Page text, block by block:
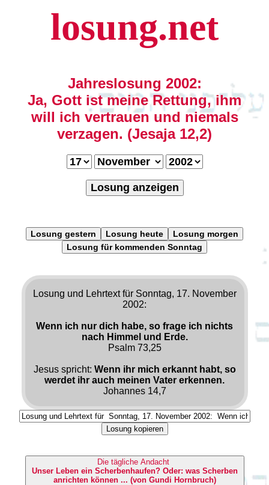
losung.net
Jahreslosung 2002:
Ja, Gott ist meine Rettung, ihm
will ich vertrauen und niemals
verzagen. (Jesaja 12,2)
Losung anzeigen
Losung gestern Losung heute
Losung morgen
Losung für kommenden Sonntag
Losung und Lehrtext für Sonntag, 17. November
2002:
Wenn ich nur dich habe, so frage ich nichts
nach Himmel und Erde.
Psalm 73,25
Jesus spricht: Wenn ihr mich erkannt habt, so
werdet ihr auch meinen Vater erkennen.
Johannes 14,7
Losung kopieren
Die tägliche Andacht
Unser Leben ein Scherbenhaufen? Oder: was Scherben
anrichten können ... (von Gundi Hornbruch)